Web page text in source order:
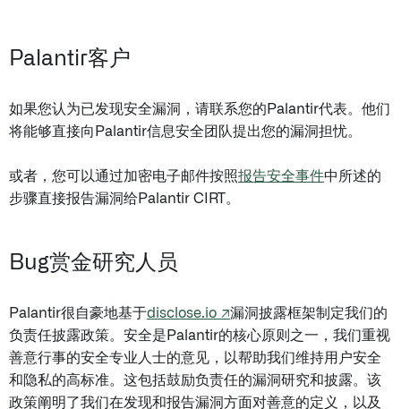
Palantir客户
如果您认为已发现安全漏洞，请联系您的Palantir代表。他们
将能够直接向Palantir信息安全团队提出您的漏洞担忧。
或者，您可以通过加密电子邮件按照报告安全事件中所述的
步骤直接报告漏洞给Palantir CIRT。
Bug赏金研究人员
Palantir很自豪地基于disclose.io ↗漏洞披露框架制定我们的
负责任披露政策。安全是Palantir的核心原则之一，我们重视
善意行事的安全专业人士的意见，以帮助我们维持用户安全
和隐私的高标准。这包括鼓励负责任的漏洞研究和披露。该
政策阐明了我们在发现和报告漏洞方面对善意的定义，以及